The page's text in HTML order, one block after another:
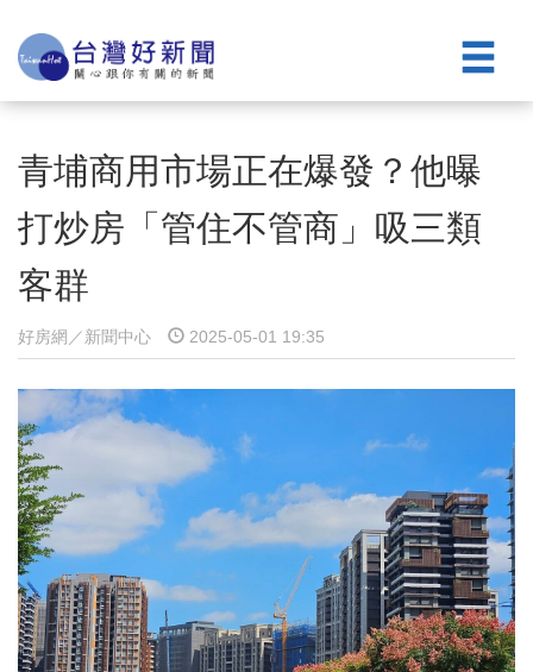
青埔商用市場正在爆發？他曝
打炒房「管住不管商」吸三類
客群
好房網／新聞中心 2025-05-01 19:35